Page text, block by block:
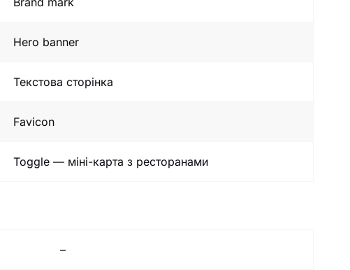
Hero banner
Текстова сторінка
Favicon
Toggle — міні-карта з ресторанами
–